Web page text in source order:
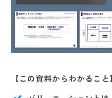
【この資料からわかること】